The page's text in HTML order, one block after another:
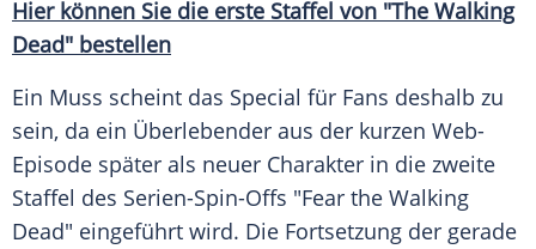
Hier können Sie die erste Staffel von "The Walking
Dead" bestellen
Ein Muss scheint das Special für Fans deshalb zu
sein, da ein Überlebender aus der kurzen Web-
Episode später als neuer Charakter in die zweite
Staffel des Serien-Spin-Offs "Fear the Walking
Dead" eingeführt wird. Die Fortsetzung der gerade